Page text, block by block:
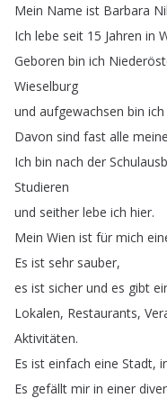
Mein Name ist Barbara
Ich lebe seit 15 Jahren in
Geboren bin ich
Wieselburg
und aufgewachsen bin ich
Davon sind fast alle
Ich bin nach der
Studieren
und seither lebe ich hier.
Mein Wien ist für mich
Es ist sehr sauber,
es ist sicher und es gibt
Lokalen, Restaurants,
Aktivitäten.
Es ist einfach eine Stadt,
Es gefällt mir in einer